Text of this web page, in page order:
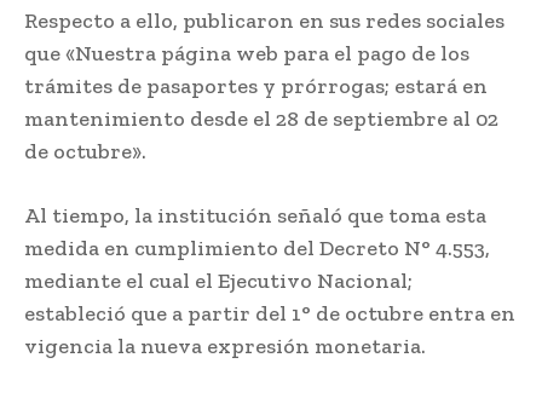
Respecto a ello, publicaron en sus redes sociales
que «Nuestra página web para el pago de los
trámites de pasaportes y prórrogas; estará en
mantenimiento desde el 28 de septiembre al 02
de octubre».
Al tiempo, la institución señaló que toma esta
medida en cumplimiento del Decreto N° 4.553,
mediante el cual el Ejecutivo Nacional;
estableció que a partir del 1° de octubre entra en
vigencia la nueva expresión monetaria.